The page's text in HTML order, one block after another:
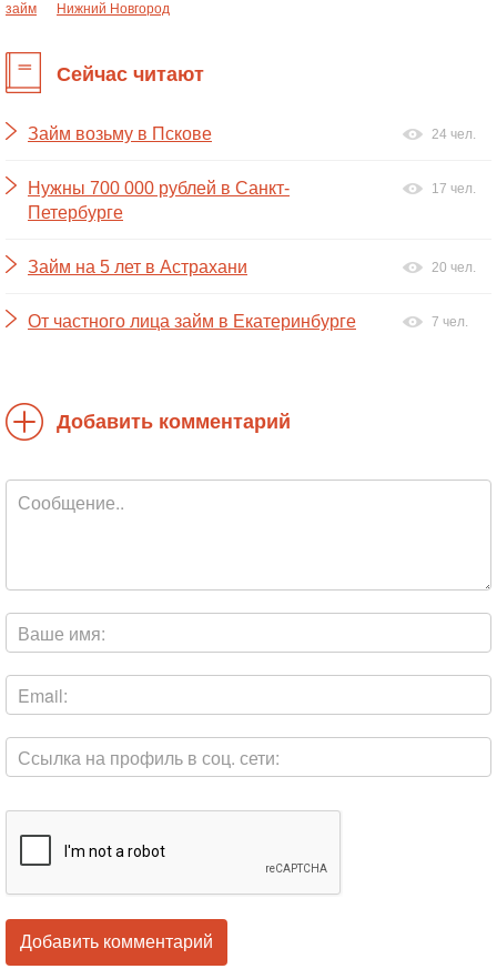
займ Нижний Новгород
Сейчас читают
Займ возьму в Пскове 24 чел.
Нужны 700 000 рублей в Санкт-
Петербурге
17 чел.
Займ на 5 лет в Астрахани 20 чел.
От частного лица займ в Екатеринбурге 7 чел.
Добавить комментарий